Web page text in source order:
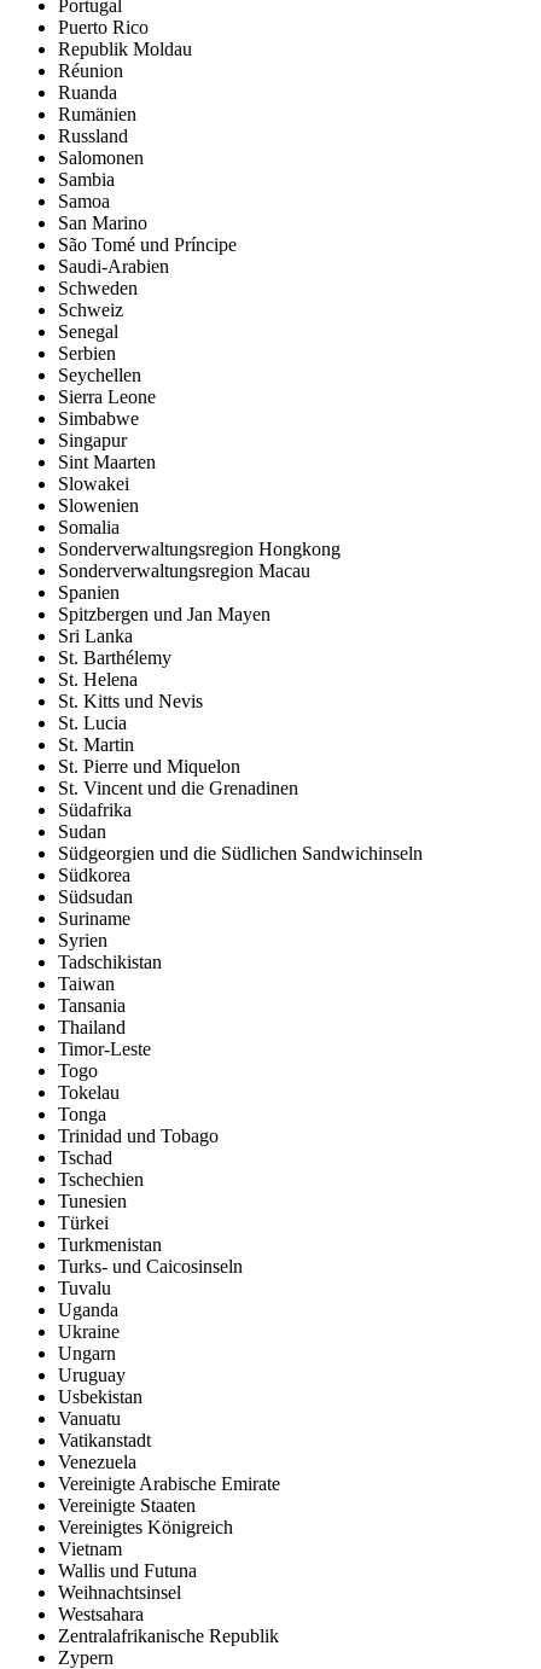
Portugal
Puerto Rico
Republik Moldau
Réunion
Ruanda
Rumänien
Russland
Salomonen
Sambia
Samoa
San Marino
São Tomé und Príncipe
Saudi-Arabien
Schweden
Schweiz
Senegal
Serbien
Seychellen
Sierra Leone
Simbabwe
Singapur
Sint Maarten
Slowakei
Slowenien
Somalia
Sonderverwaltungsregion Hongkong
Sonderverwaltungsregion Macau
Spanien
Spitzbergen und Jan Mayen
Sri Lanka
St. Barthélemy
St. Helena
St. Kitts und Nevis
St. Lucia
St. Martin
St. Pierre und Miquelon
St. Vincent und die Grenadinen
Südafrika
Sudan
Südgeorgien und die Südlichen Sandwichinseln
Südkorea
Südsudan
Suriname
Syrien
Tadschikistan
Taiwan
Tansania
Thailand
Timor-Leste
Togo
Tokelau
Tonga
Trinidad und Tobago
Tschad
Tschechien
Tunesien
Türkei
Turkmenistan
Turks- und Caicosinseln
Tuvalu
Uganda
Ukraine
Ungarn
Uruguay
Usbekistan
Vanuatu
Vatikanstadt
Venezuela
Vereinigte Arabische Emirate
Vereinigte Staaten
Vereinigtes Königreich
Vietnam
Wallis und Futuna
Weihnachtsinsel
Westsahara
Zentralafrikanische Republik
Zypern